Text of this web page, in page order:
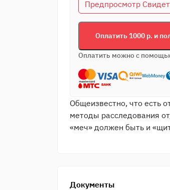
Предпросмотр
Оплатить 1000 р. и
Оплатить можно с
Общеизвестно, что есть
методы расследования
«меч» должен быть и
Документы